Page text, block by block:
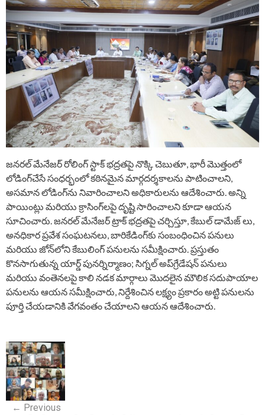
జనరల్ మేనేజర్ రోలింగ్ స్టాక్ భద్రతపై నొక్కి చెబుతూ, భారీ మొత్తంలో
లోడింగ్‌చేసే సంధర్భంలో కఠినమైన మార్గదర్శకాలను పాటించాలని,
అసమాన లోడింగ్‌ను నివారించాలని అధికారులను ఆదేశించారు. అన్ని
పాయింట్లు మరియు క్రాసింగ్‌లపై దృష్టి సారించాలని కూడా ఆయన
సూచించారు. జనరల్ మేనేజర్ ట్రాక్ భద్రతపై చర్చిస్తూ, కేబుల్ డామేజ్ లు,
అనధికార ప్రవేశ సంఘటనలు, బారికేడింగ్‌కు సంబంధించిన పనులు
మరియు జోన్‌లోని కేబులింగ్ పనులను సమీక్షించారు. ప్రస్తుతం
కొనసాగుతున్న యార్డ్ పునర్నిర్మాణం; సిగ్నల్ అప్‌గ్రేడేషన్ పనులు
మరియు వంతెనలపై కాలి నడక మార్గాలు మొదలైన మౌలిక సదుపాయాల
పనులను ఆయన సమీక్షించారు, నిర్దేశించిన లక్ష్యం ప్రకారం అట్టి పనులను
పూర్తి చేయడానికి వేగవంతం చేయాలని ఆయన ఆదేశించారు.
P
o
s
← Previous